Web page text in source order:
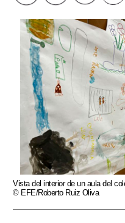
Vista del interior de un aula del
© EFE/Roberto Ruiz Oliva